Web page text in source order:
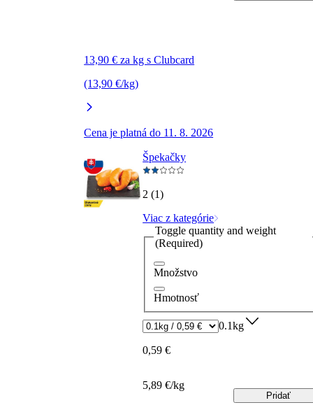
13,90 € za kg s Clubcard
(13,90 €/kg)
Cena je platná do 11. 8. 2026
Špekačky
2 (1)
Viac z kategórie
Toggle quantity and weight
(Required)
Množstvo
Hmotnosť
0.1kg
0,59 €
5,89 €/kg
Pridať